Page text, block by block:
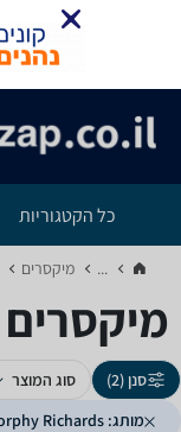
כל הקטגוריות
... מיקסרים‏
מיקסרים ‏Morphy Richards ‏5 ‏ליטר
סנן (2) סוג המוצר
מותג: Morphy Richards